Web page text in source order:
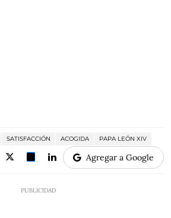
SATISFACCIÓN ACOGIDA PAPA LEÓN XIV
Agregar a Google